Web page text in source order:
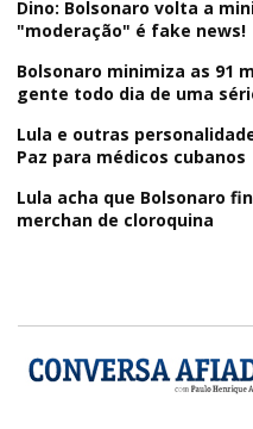
Dino: Bolsonaro volta a
"moderação" é fake news!
Bolsonaro minimiza as 91
gente todo dia de uma
Lula e outras
Paz para médicos cubanos
Lula acha que Bolsonaro
merchan de cloroquina